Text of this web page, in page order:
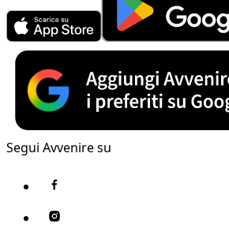
Segui Avvenire su